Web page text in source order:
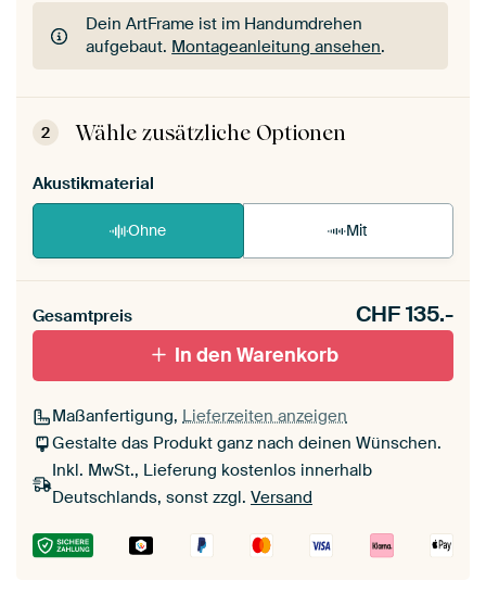
Dein ArtFrame ist im Handumdrehen
aufgebaut. Montageanleitung ansehen.
Dein ArtFrame ist im Handumdrehen
aufgebaut.Montageanleitung ansehen
2 Wähle zusätzliche Optionen
Akustikmaterial
Ohne Mit
Gesamtpreis CHF135.-
In den Warenkorb
Maßanfertigung, Lieferzeiten anzeigen
Gestalte das Produkt ganz nach deinen Wünschen.
Inkl. MwSt., Lieferung kostenlos innerhalb
Deutschlands, sonst zzgl. Versand